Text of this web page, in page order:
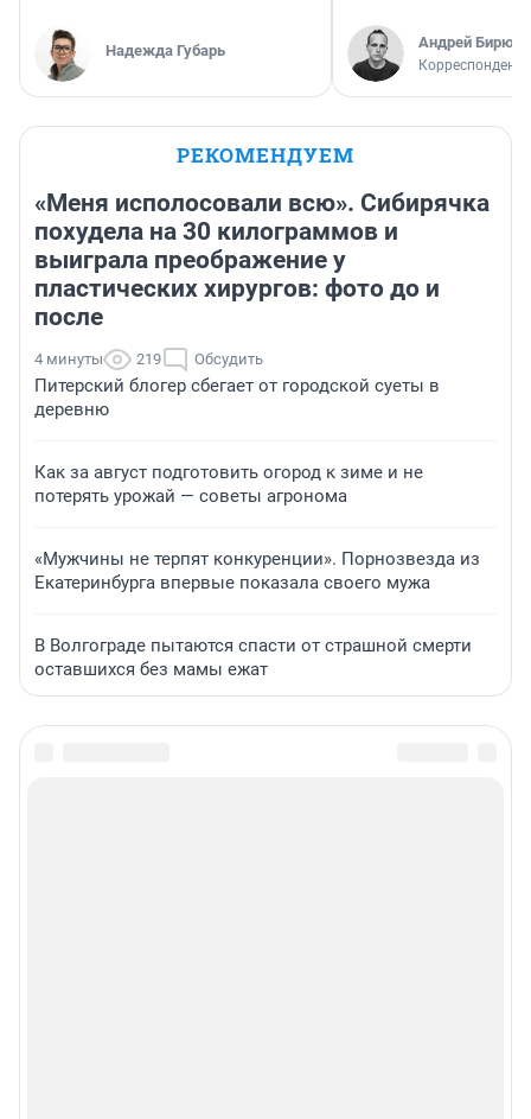
Надежда Губарь Андрей
Корреспондент
РЕКОМЕНДУЕМ
«Меня исполосовали всю». Сибирячка
похудела на 30 килограммов и
выиграла преображение у
пластических хирургов: фото до и
после
4 минуты 219 Обсудить
Питерский блогер сбегает от городской суеты в
деревню
Как за август подготовить огород к зиме и не
потерять урожай — советы агронома
«Мужчины не терпят конкуренции». Порнозвезда из
Екатеринбурга впервые показала своего мужа
В Волгограде пытаются спасти от страшной смерти
оставшихся без мамы ежат